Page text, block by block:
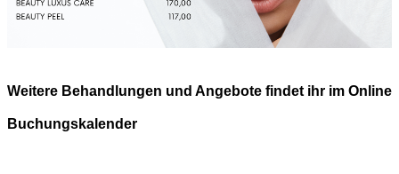
Weitere Behandlungen und Angebote findet ihr im Online
Buchungskalender